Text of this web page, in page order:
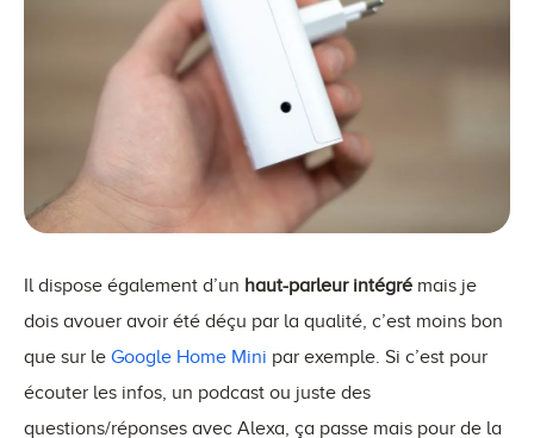
Il dispose également d’un haut-parleur intégré mais je
dois avouer avoir été déçu par la qualité, c’est moins bon
que sur le Google Home Mini par exemple. Si c’est pour
écouter les infos, un podcast ou juste des
questions/réponses avec Alexa, ça passe mais pour de la